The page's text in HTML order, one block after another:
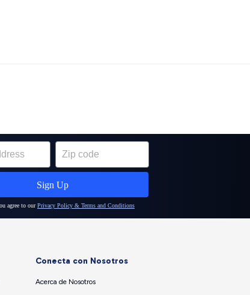
Conecta con Nosotros
Acerca de Nosotros